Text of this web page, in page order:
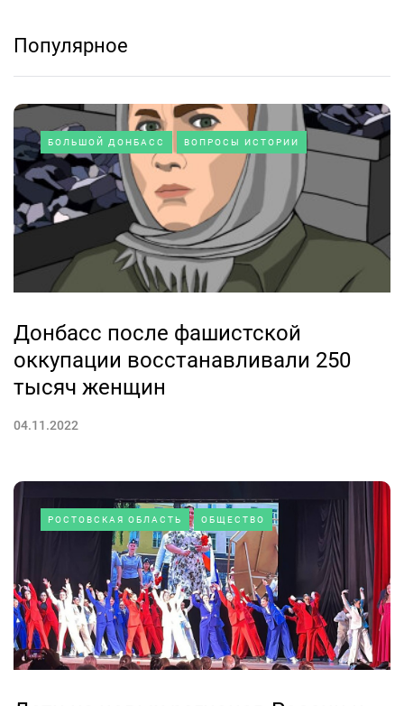
Популярное
БОЛЬШОЙ ДОНБАСС ВОПРОСЫ ИСТОРИИ
Донбасс после фашистской
оккупации восстанавливали 250
тысяч женщин
04.11.2022
РОСТОВСКАЯ ОБЛАСТЬ ОБЩЕСТВО